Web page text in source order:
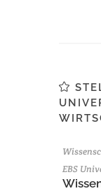
EBS